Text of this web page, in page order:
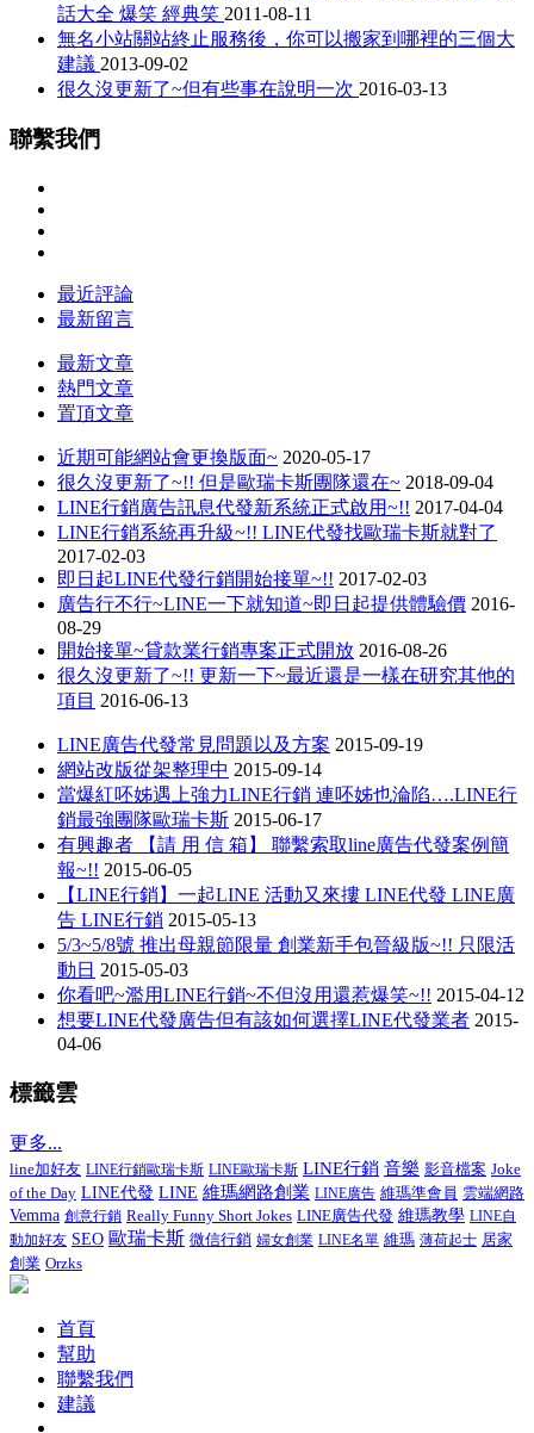
話大全 爆笑 經典笑 2011-08-11
無名小站關站終止服務後，你可以搬家到哪裡的三個大
建議 2013-09-02
很久沒更新了~但有些事在說明一次 2016-03-13
聯繫我們
最近評論
最新留言
最新文章
熱門文章
置頂文章
近期可能網站會更換版面~ 2020-05-17
很久沒更新了~!! 但是歐瑞卡斯團隊還在~ 2018-09-04
LINE行銷廣告訊息代發新系統正式啟用~!! 2017-04-04
LINE行銷系統再升級~!! LINE代發找歐瑞卡斯就對了
2017-02-03
即日起LINE代發行銷開始接單~!! 2017-02-03
廣告行不行~LINE一下就知道~即日起提供體驗價 2016-
08-29
開始接單~貸款業行銷專案正式開放 2016-08-26
很久沒更新了~!! 更新一下~最近還是一樣在研究其他的
項目 2016-06-13
LINE廣告代發常見問題以及方案 2015-09-19
網站改版從架整理中 2015-09-14
當爆紅呸姊遇上強力LINE行銷 連呸姊也淪陷….LINE行
銷最強團隊歐瑞卡斯 2015-06-17
有興趣者 【請 用 信 箱】 聯繫索取line廣告代發案例簡
報~!! 2015-06-05
【LINE行銷】一起LINE 活動又來摟 LINE代發 LINE廣
告 LINE行銷 2015-05-13
5/3~5/8號 推出母親節限量 創業新手包晉級版~!! 只限活
動日 2015-05-03
你看吧~濫用LINE行銷~不但沒用還惹爆笑~!! 2015-04-12
想要LINE代發廣告但有該如何選擇LINE代發業者 2015-
04-06
標籤雲
更多...
line加好友 LINE行銷歐瑞卡斯 LINE歐瑞卡斯 LINE行銷 音樂 影音檔案 Joke
of the Day LINE代發 LINE 維瑪網路創業 LINE廣告 維瑪準會員 雲端網路
Vemma 創意行銷 Really Funny Short Jokes LINE廣告代發 維瑪教學 LINE自
動加好友 SEO 歐瑞卡斯 微信行銷 婦女創業 LINE名單 維瑪 薄荷起士 居家
創業 Orzks
首頁
幫助
聯繫我們
建議